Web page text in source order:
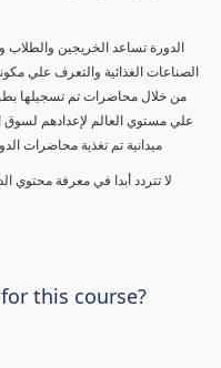
الدورة تساعد الخريجين والطلاب
الصناعات الغذائية والتعرف علي
علي مستوي العالم لإعدادهم
ميدانية تم تغذية محاضرات
لا تتردد أبدا في معرفة محتوي
this course?